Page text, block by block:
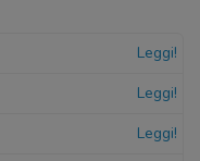
Leggi!
Leggi!
Leggi!